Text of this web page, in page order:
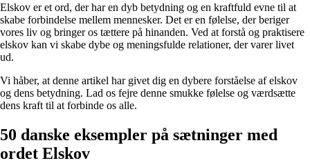
Elskov er et ord, der har en dyb betydning og en kraftfuld evne til at
skabe forbindelse mellem mennesker. Det er en følelse, der beriger
vores liv og bringer os tættere på hinanden. Ved at forstå og praktisere
elskov kan vi skabe dybe og meningsfulde relationer, der varer livet
ud.
Vi håber, at denne artikel har givet dig en dybere forståelse af elskov
og dens betydning. Lad os fejre denne smukke følelse og værdsætte
dens kraft til at forbinde os alle.
50 danske eksempler på sætninger med
ordet Elskov